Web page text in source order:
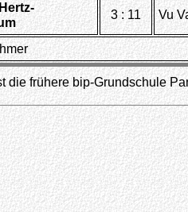
3 : 11 Vu
die frühere bip-Grundschule